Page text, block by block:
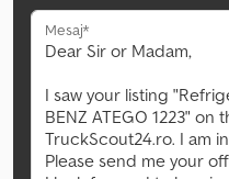
Mesaj*